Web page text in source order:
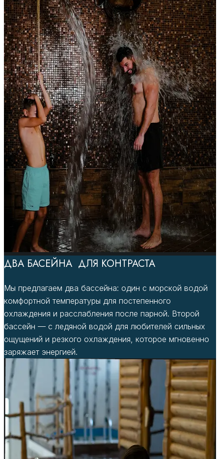
ДВА БАСЕЙНА ДЛЯ КОНТРАСТА
Мы предлагаем два бассейна: один с морской водой
комфортной температуры для постепенного
охлаждения и расслабления после парной. Второй
бассейн — с ледяной водой для любителей сильных
ощущений и резкого охлаждения, которое мгновенно
заряжает энергией.